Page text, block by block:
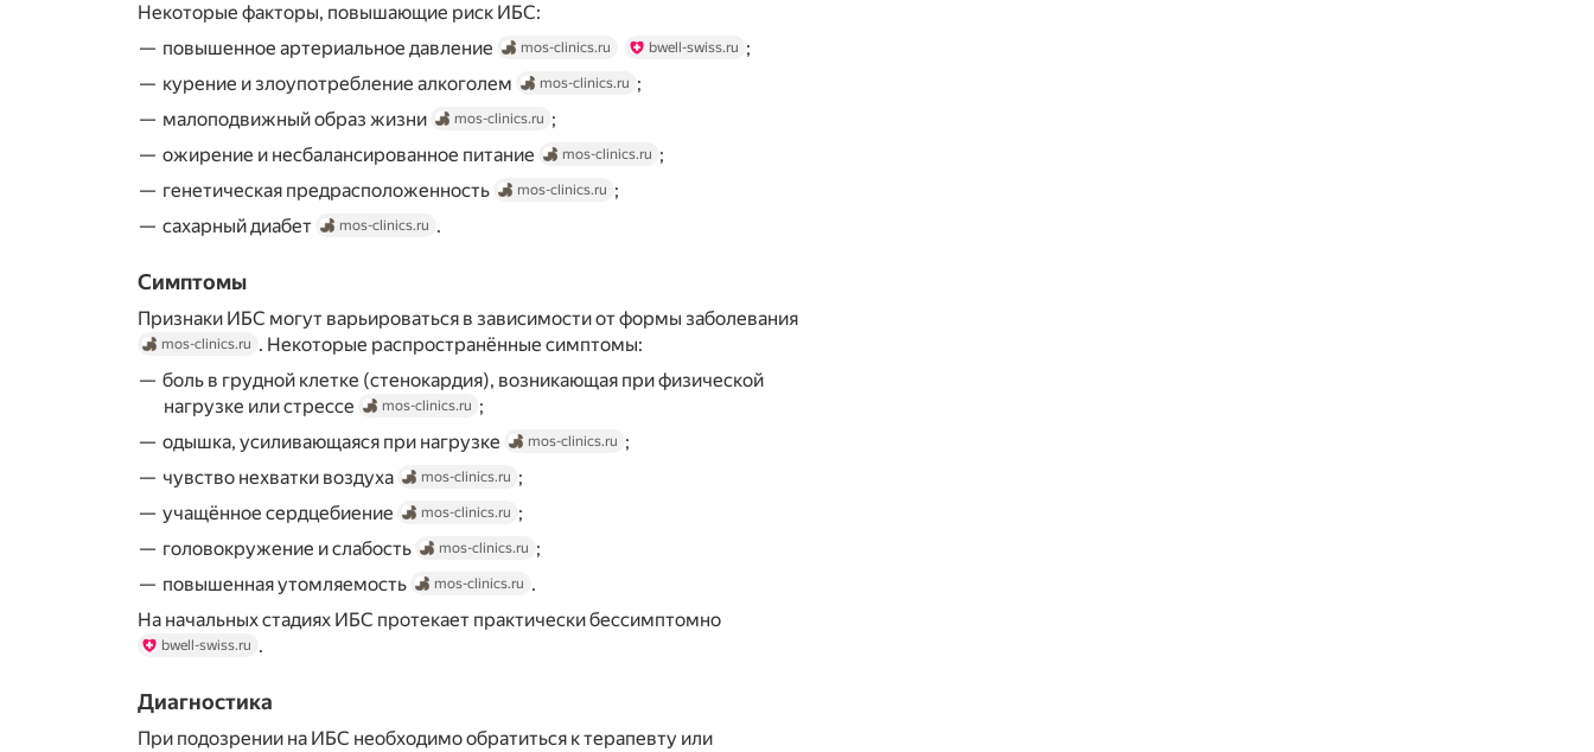
Некоторые факторы, повышающие риск ИБС:
повышенное артериальное давление
mos-clinics.ru bwell-swiss.ru ;
курение и злоупотребление алкоголем
mos-clinics.ru ;
малоподвижный образ жизни
mos-clinics.ru ;
ожирение и несбалансированное питание
mos-clinics.ru ;
генетическая предрасположенность
mos-clinics.ru ;
сахарный диабет
mos-clinics.ru .
Симптомы
Признаки ИБС могут варьироваться в зависимости от формы заболевания
mos-clinics.ru . Некоторые распространённые симптомы:
боль в грудной клетке (стенокардия), возникающая при физической
нагрузке или стрессе
mos-clinics.ru ;
одышка, усиливающаяся при нагрузке
mos-clinics.ru ;
чувство нехватки воздуха
mos-clinics.ru ;
учащённое сердцебиение
mos-clinics.ru ;
головокружение и слабость
mos-clinics.ru ;
повышенная утомляемость
mos-clinics.ru .
На начальных стадиях ИБС протекает практически бессимптомно
bwell-swiss.ru .
Диагностика
При подозрении на ИБС необходимо обратиться к терапевту или